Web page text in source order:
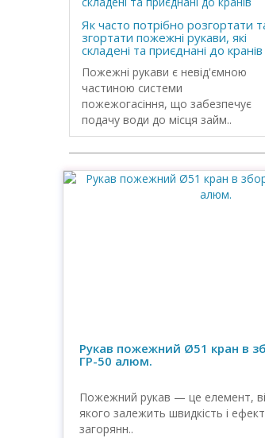
Як часто потрібно розгортати
згортати пожежні рукави, які
складені та приєднані до кранів
Пожежні рукави є невід'ємною
частиною системи
пожежогасіння, що забезпечує
подачу води до місця займ..
Рукав пожежний Ø51 кран в
ГР-50 алюм.
Пожежний рукав — це елемент,
якого залежить швидкість і
загорянн..